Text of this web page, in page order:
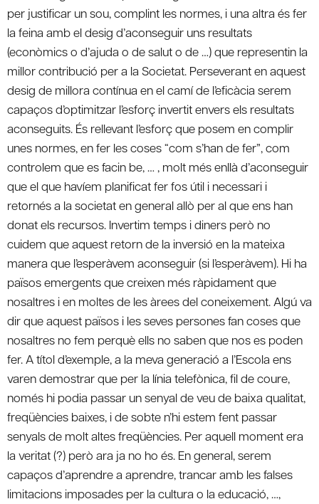
per justificar un sou, complint les normes, i una altra és fer
la feina amb el desig d’aconseguir uns resultats
(econòmics o d’ajuda o de salut o de …) que representin la
millor contribució per a la Societat. Perseverant en aquest
desig de millora contínua en el camí de l’eficàcia serem
capaços d’optimitzar l’esforç invertit envers els resultats
aconseguits. És rellevant l’esforç que posem en complir
unes normes, en fer les coses “com s’han de fer”, com
controlem que es facin be, … , molt més enllà d’aconseguir
que el que havíem planificat fer fos útil i necessari i
retornés a la societat en general allò per al que ens han
donat els recursos. Invertim temps i diners però no
cuidem que aquest retorn de la inversió en la mateixa
manera que l’esperàvem aconseguir (si l’esperàvem). Hi ha
països emergents que creixen més ràpidament que
nosaltres i en moltes de les àrees del coneixement. Algú va
dir que aquest països i les seves persones fan coses que
nosaltres no fem perquè ells no saben que nos es poden
fer. A títol d’exemple, a la meva generació a l’Escola ens
varen demostrar que per la línia telefònica, fil de coure,
només hi podia passar un senyal de veu de baixa qualitat,
freqüències baixes, i de sobte n’hi estem fent passar
senyals de molt altes freqüències. Per aquell moment era
la veritat (?) però ara ja no ho és. En general, serem
capaços d’aprendre a aprendre, trancar amb les falses
limitacions imposades per la cultura o la educació, …,